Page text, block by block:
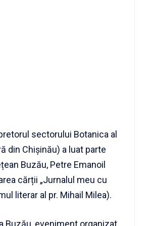
sectorului Botanica al
din Chișinău) a luat parte
Buzău, Petre Emanoil
cărții „Jurnalul meu cu
literar al pr. Mihail Milea).